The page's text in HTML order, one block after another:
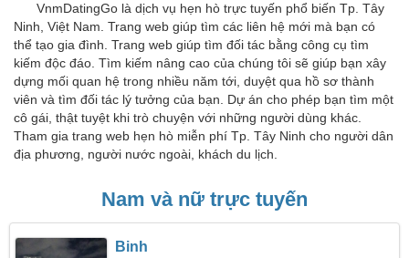
VnmDatingGo là dịch vụ hẹn hò trực tuyến phổ biến Tp. Tây
Ninh, Việt Nam. Trang web giúp tìm các liên hệ mới mà bạn có
thể tạo gia đình. Trang web giúp tìm đối tác bằng công cụ tìm
kiếm độc đáo. Tìm kiếm nâng cao của chúng tôi sẽ giúp bạn xây
dựng mối quan hệ trong nhiều năm tới, duyệt qua hồ sơ thành
viên và tìm đối tác lý tưởng của bạn. Dự án cho phép bạn tìm một
cô gái, thật tuyệt khi trò chuyện với những người dùng khác.
Tham gia trang web hẹn hò miễn phí Tp. Tây Ninh cho người dân
địa phương, người nước ngoài, khách du lịch.
Nam và nữ trực tuyến
Binh